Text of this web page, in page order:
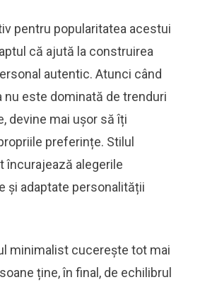
pentru popularitatea acestui
că ajută la construirea
autentic. Atunci când
nu este dominată de trenduri
devine mai ușor să îți
preferințe. Stilul
încurajează alegerile
și adaptate personalității
minimalist cucerește tot mai
ține, în final, de echilibrul